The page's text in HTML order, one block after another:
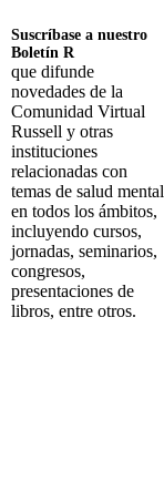
Suscríbase a nuestro
Boletín R
que difunde
novedades de la
Comunidad Virtual
Russell y otras
instituciones
relacionadas con
temas de salud mental
en todos los ámbitos,
incluyendo cursos,
jornadas, seminarios,
congresos,
presentaciones de
libros, entre otros.